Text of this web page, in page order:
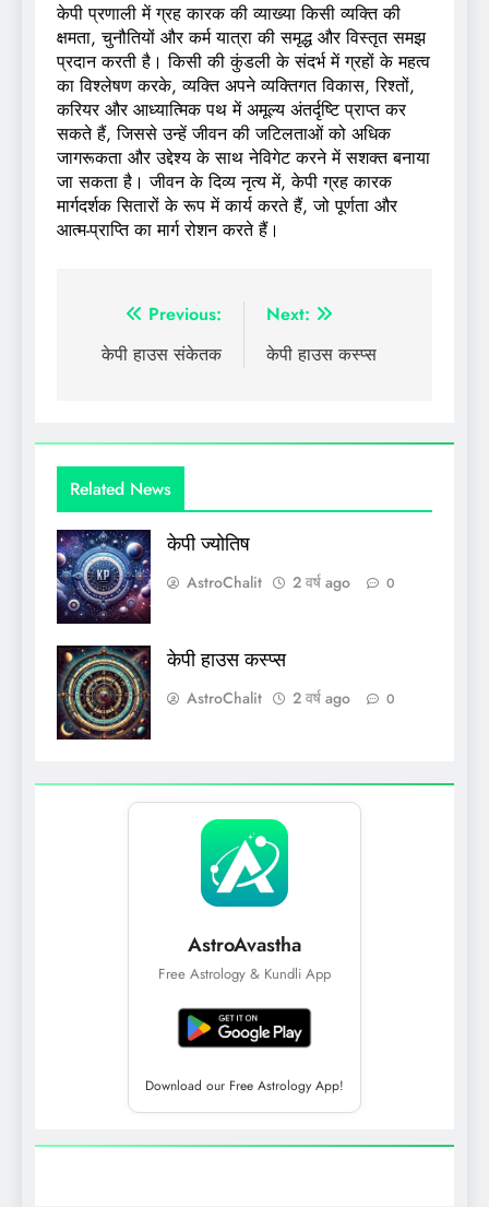
केपी प्रणाली में ग्रह कारक की व्याख्या किसी व्यक्ति की
क्षमता, चुनौतियों और कर्म यात्रा की समृद्ध और विस्तृत समझ
प्रदान करती है। किसी की कुंडली के संदर्भ में ग्रहों के महत्व
का विश्लेषण करके, व्यक्ति अपने व्यक्तिगत विकास, रिश्तों,
करियर और आध्यात्मिक पथ में अमूल्य अंतर्दृष्टि प्राप्त कर
सकते हैं, जिससे उन्हें जीवन की जटिलताओं को अधिक
जागरूकता और उद्देश्य के साथ नेविगेट करने में सशक्त बनाया
जा सकता है। जीवन के दिव्य नृत्य में, केपी ग्रह कारक
मार्गदर्शक सितारों के रूप में कार्य करते हैं, जो पूर्णता और
आत्म-प्राप्ति का मार्ग रोशन करते हैं।
नेविगेशन
Previous:
केपी हाउस संकेतक
Next:
केपी हाउस कस्प्स
Related News
केपी ज्योतिष
AstroChalit 2 वर्ष ago 0
केपी हाउस कस्प्स
AstroChalit 2 वर्ष ago 0
AstroAvastha
Free Astrology & Kundli App
Download our Free Astrology App!